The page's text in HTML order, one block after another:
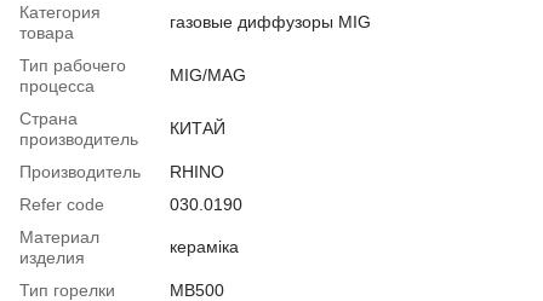
Категория
товара
газовые диффузоры MIG
Тип рабочего
процесса
MIG/MAG
Страна
производитель
КИТАЙ
Производитель
RHINO
Refer code
030.0190
Материал
изделия
кераміка
Тип горелки MB500